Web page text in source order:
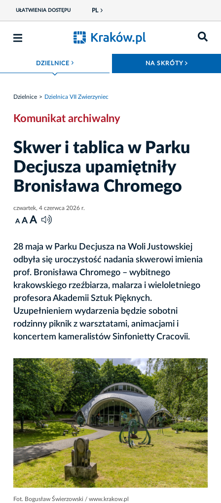
UŁATWIENIA DOSTĘPU PL
DZIELNICE ROZWIŃ MENU NA SKRÓTY
Dzielnice Dzielnica VII Zwierzyniec
Komunikat archiwalny
Skwer i tablica w Parku
Decjusza upamiętniły
Bronisława Chromego
czwartek, 4 czerwca 2026 r.
A A A
28 maja w Parku Decjusza na Woli Justowskiej
odbyła się uroczystość nadania skwerowi imienia
prof. Bronisława Chromego – wybitnego
krakowskiego rzeźbiarza, malarza i wieloletniego
profesora Akademii Sztuk Pięknych.
Uzupełnieniem wydarzenia będzie sobotni
rodzinny piknik z warsztatami, animacjami i
koncertem kameralistów Sinfonietty Cracovii.
Fot. Bogusław Świerzowski / www.krakow.pl